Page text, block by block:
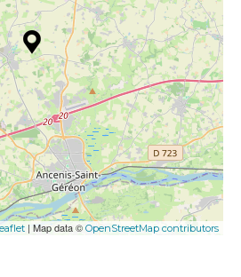
| Map data © OpenStreetMap contributors